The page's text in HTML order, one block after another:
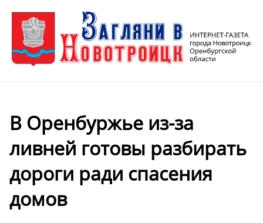
В Оренбуржье из-за
ливней готовы разбирать
дороги ради спасения
домов